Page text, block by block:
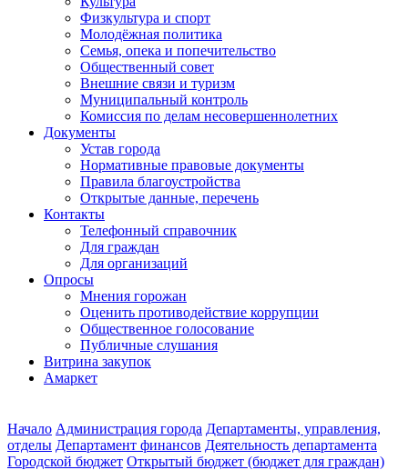
Физкультура и спорт
Молодёжная политика
Семья, опека и попечительство
Общественный совет
Внешние связи и туризм
Муниципальный контроль
Комиссия по делам несовершеннолетних
Документы
Устав города
Нормативные правовые документы
Правила благоустройства
Открытые данные, перечень
Контакты
Телефонный справочник
Для граждан
Для организаций
Опросы
Мнения горожан
Оценить противодействие коррупции
Общественное голосование
Публичные слушания
Витрина закупок
Амаркет
Начало Администрация города Департаменты, управления,
отделы Департамент финансов Деятельность департамента
Городской бюджет Открытый бюджет (бюджет для граждан)